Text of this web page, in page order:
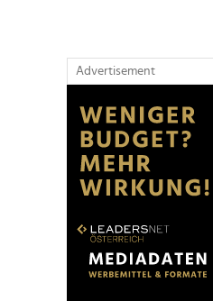
Advertisement